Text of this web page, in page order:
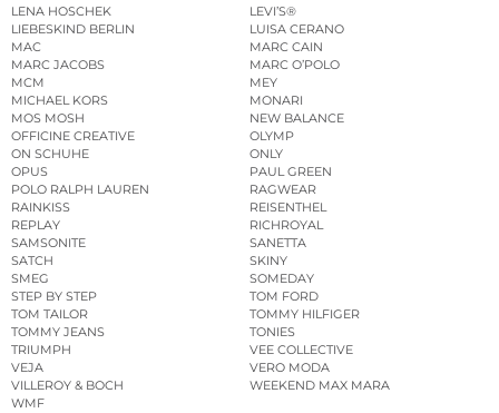
LENA HOSCHEK
LEVI’S®
LIEBESKIND BERLIN
LUISA CERANO
MAC
MARC CAIN
MARC JACOBS
MARC O’POLO
MCM
MEY
MICHAEL KORS
MONARI
MOS MOSH
NEW BALANCE
OFFICINE CREATIVE
OLYMP
ON SCHUHE
ONLY
OPUS
PAUL GREEN
POLO RALPH LAUREN
RAGWEAR
RAINKISS
REISENTHEL
REPLAY
RICHROYAL
SAMSONITE
SANETTA
SATCH
SKINY
SMEG
SOMEDAY
STEP BY STEP
TOM FORD
TOM TAILOR
TOMMY HILFIGER
TOMMY JEANS
TONIES
TRIUMPH
VEE COLLECTIVE
VEJA
VERO MODA
VILLEROY & BOCH
WEEKEND MAX MARA
WMF